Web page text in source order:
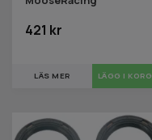
421 kr
LÄS MER